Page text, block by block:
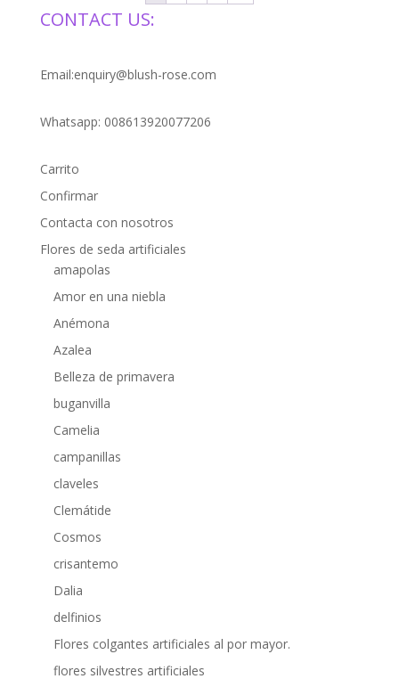
CONTACT US:
Email:enquiry@blush-rose.com
Whatsapp: 008613920077206
Carrito
Confirmar
Contacta con nosotros
Flores de seda artificiales
amapolas
Amor en una niebla
Anémona
Azalea
Belleza de primavera
buganvilla
Camelia
campanillas
claveles
Clemátide
Cosmos
crisantemo
Dalia
delfinios
Flores colgantes artificiales al por mayor.
flores silvestres artificiales